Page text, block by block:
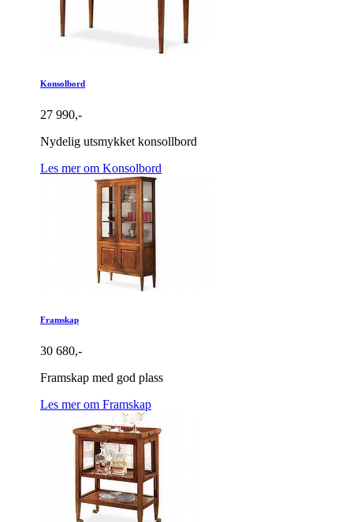
Konsolbord
27 990,-
Nydelig utsmykket konsollbord
Les mer om Konsolbord
Framskap
30 680,-
Framskap med god plass
Les mer om Framskap